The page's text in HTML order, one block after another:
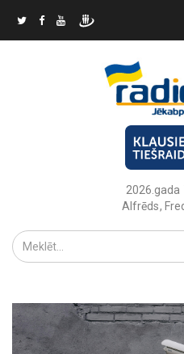
2026.gada
Alfrēds,